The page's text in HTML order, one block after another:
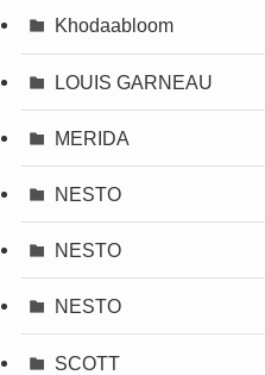
Khodaabloom
LOUIS GARNEAU
MERIDA
NESTO
NESTO
NESTO
SCOTT